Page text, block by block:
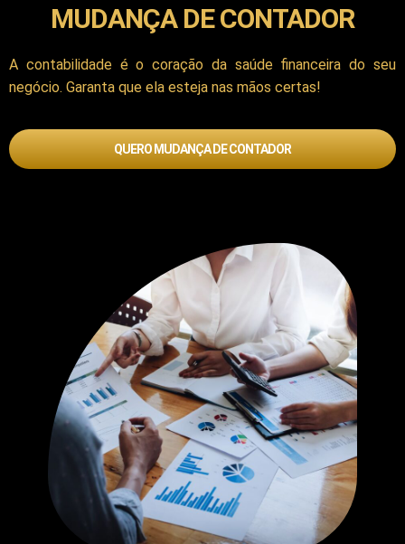
MUDANÇA DE CONTADOR
A contabilidade é o coração da saúde financeira do seu
negócio. Garanta que ela esteja nas mãos certas!
QUERO MUDANÇA DE CONTADOR